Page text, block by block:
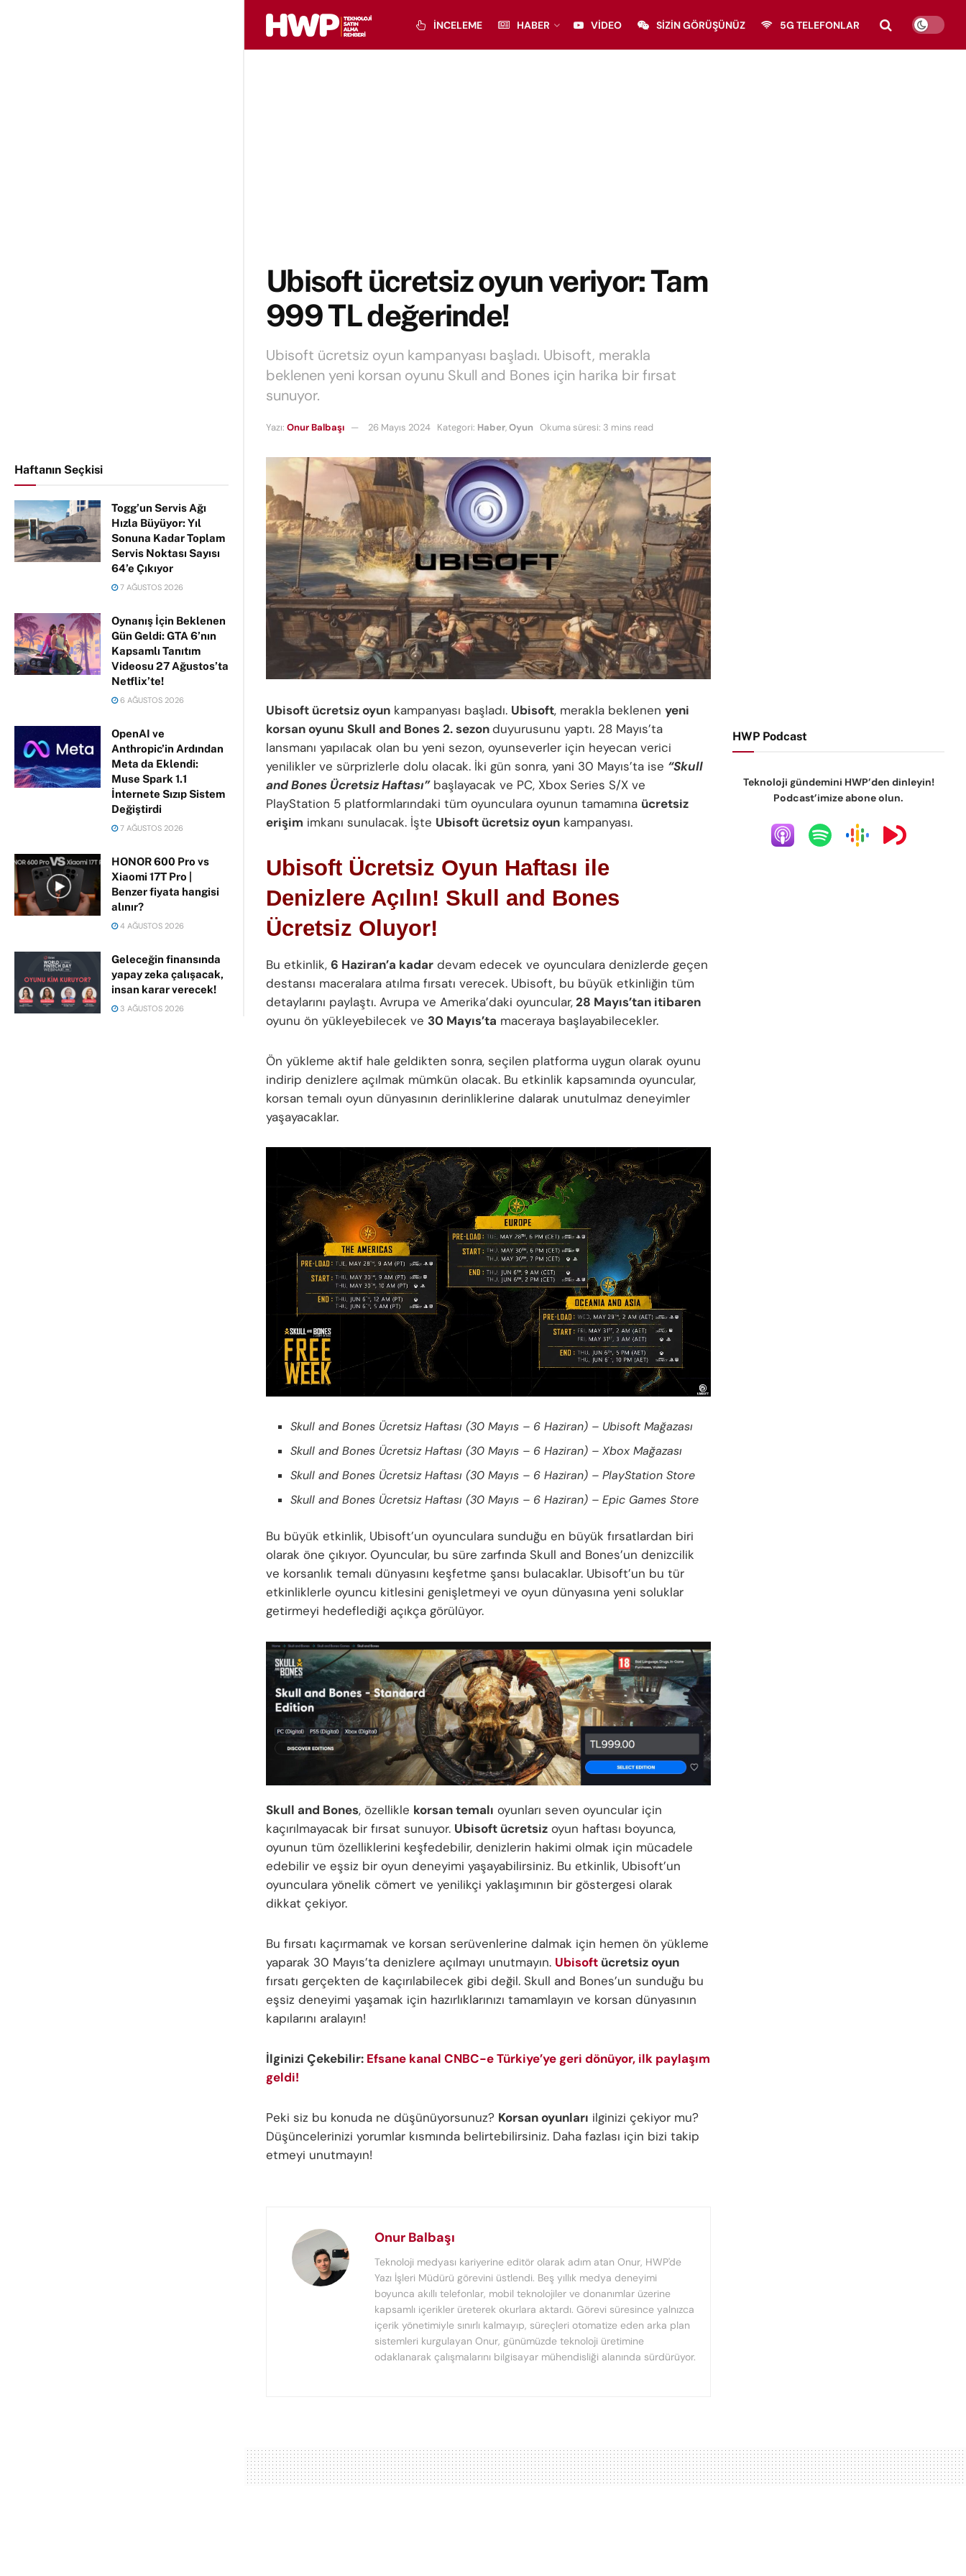
Haftanın Seçkisi
Togg’un Servis Ağı
Hızla Büyüyor: Yıl
Sonuna Kadar Toplam
Servis Noktası Sayısı
64’e Çıkıyor
7 AĞUSTOS 2026
Oynanış İçin Beklenen
Gün Geldi: GTA 6’nın
Kapsamlı Tanıtım
Videosu 27 Ağustos’ta
Netflix’te!
6 AĞUSTOS 2026
OpenAI ve
Anthropic’in Ardından
Meta da Eklendi:
Muse Spark 1.1
İnternete Sızıp Sistem
Değiştirdi
7 AĞUSTOS 2026
HONOR 600 Pro vs
Xiaomi 17T Pro |
Benzer fiyata hangisi
alınır?
4 AĞUSTOS 2026
Geleceğin finansında
yapay zeka çalışacak,
insan karar verecek!
3 AĞUSTOS 2026
İNCELEME HABER VIDEO SIZIN GÖRÜŞÜNÜZ 5G TELEFONLAR
Ubisoft ücretsiz oyun veriyor: Tam
999 TL değerinde!
Ubisoft ücretsiz oyun kampanyası başladı. Ubisoft, merakla
beklenen yeni korsan oyunu Skull and Bones için harika bir fırsat
sunuyor.
Yazı: Onur Balbaşı 26 Mayıs 2024 Kategori: Haber,Oyun Okuma süresi: 3 mins read
Ubisoft ücretsiz oyun kampanyası başladı. Ubisoft, merakla beklenen yeni
korsan oyunu Skull and Bones 2. sezonduyurusunu yaptı. 28 Mayıs’ta
lansmanı yapılacak olan bu yeni sezon, oyunseverler için heyecan verici
yenilikler ve sürprizlerle dolu olacak. İki gün sonra, yani 30 Mayıs’ta ise “Skull
and Bones Ücretsiz Haftası”başlayacak ve PC, Xbox Series S/X ve
PlayStation 5 platformlarındaki tüm oyunculara oyunun tamamına ücretsiz
erişim imkanı sunulacak. İşte Ubisoft ücretsiz oyun kampanyası.
Ubisoft Ücretsiz Oyun Haftası ile
Denizlere Açılın! Skull and Bones
Ücretsiz Oluyor!
Bu etkinlik, 6 Haziran’a kadar devam edecek ve oyunculara denizlerde geçen
destansı maceralara atılma fırsatı verecek. Ubisoft, bu büyük etkinliğin tüm
detaylarını paylaştı. Avrupa ve Amerika’daki oyuncular,28 Mayıs’tan itibaren
oyunu ön yükleyebilecek ve 30 Mayıs’ta maceraya başlayabilecekler.
Ön yükleme aktif hale geldikten sonra, seçilen platforma uygun olarak oyunu
indirip denizlere açılmak mümkün olacak. Bu etkinlik kapsamında oyuncular,
korsan temalı oyun dünyasının derinliklerine dalarak unutulmaz deneyimler
yaşayacaklar.
Skull and Bones Ücretsiz Haftası (30 Mayıs – 6 Haziran) – Ubisoft Mağazası
Skull and Bones Ücretsiz Haftası (30 Mayıs – 6 Haziran) – Xbox Mağazası
Skull and Bones Ücretsiz Haftası (30 Mayıs – 6 Haziran) – PlayStation Store
Skull and Bones Ücretsiz Haftası (30 Mayıs – 6 Haziran) – Epic Games Store
Bu büyük etkinlik, Ubisoft’un oyunculara sunduğu en büyük fırsatlardan biri
olarak öne çıkıyor. Oyuncular, bu süre zarfında Skull and Bones’un denizcilik
ve korsanlık temalı dünyasını keşfetme şansı bulacaklar. Ubisoft’un bu tür
etkinliklerle oyuncu kitlesini genişletmeyi ve oyun dünyasına yeni soluklar
getirmeyi hedeflediği açıkça görülüyor.
Skull and Bones, özellikle korsan temalı oyunları seven oyuncular için
kaçırılmayacak bir fırsat sunuyor. Ubisoft ücretsiz oyun haftası boyunca,
oyunun tüm özelliklerini keşfedebilir, denizlerin hakimi olmak için mücadele
edebilir ve eşsiz bir oyun deneyimi yaşayabilirsiniz. Bu etkinlik, Ubisoft’un
oyunculara yönelik cömert ve yenilikçi yaklaşımının bir göstergesi olarak
dikkat çekiyor.
Bu fırsatı kaçırmamak ve korsan serüvenlerine dalmak için hemen ön yükleme
yaparak 30 Mayıs’ta denizlere açılmayı unutmayın. Ubisoft ücretsiz oyun
fırsatı gerçekten de kaçırılabilecek gibi değil. Skull and Bones’un sunduğu bu
eşsiz deneyimi yaşamak için hazırlıklarınızı tamamlayın ve korsan dünyasının
kapılarını aralayın!
İlginizi Çekebilir: Efsane kanal CNBC-e Türkiye’ye geri dönüyor, ilk paylaşım
geldi!
Peki siz bu konuda ne düşünüyorsunuz? Korsan oyunları ilginizi çekiyor mu?
Düşüncelerinizi yorumlar kısmında belirtebilirsiniz. Daha fazlası için bizi takip
etmeyi unutmayın!
Onur Balbaşı
Teknoloji medyası kariyerine editör olarak adım atan Onur, HWP'de
Yazı İşleri Müdürü görevini üstlendi. Beş yıllık medya deneyimi
boyunca akıllı telefonlar, mobil teknolojiler ve donanımlar üzerine
kapsamlı içerikler üreterek okurlara aktardı. Görevi süresince yalnızca
içerik yönetimiyle sınırlı kalmayıp, süreçleri otomatize eden arka plan
sistemleri kurgulayan Onur, günümüzde teknoloji üretimine
odaklanarak çalışmalarını bilgisayar mühendisliği alanında sürdürüyor.
HWP Podcast
Teknoloji gündemini HWP’den dinleyin!
Podcast’imize abone olun.